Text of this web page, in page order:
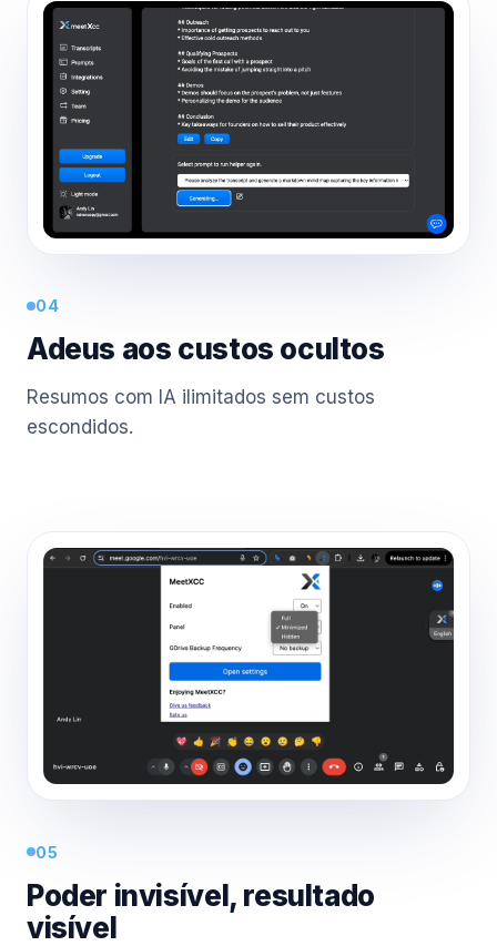
04
Adeus aos custos ocultos
Resumos com IA ilimitados sem custos
escondidos.
05
Poder invisível, resultado
visível